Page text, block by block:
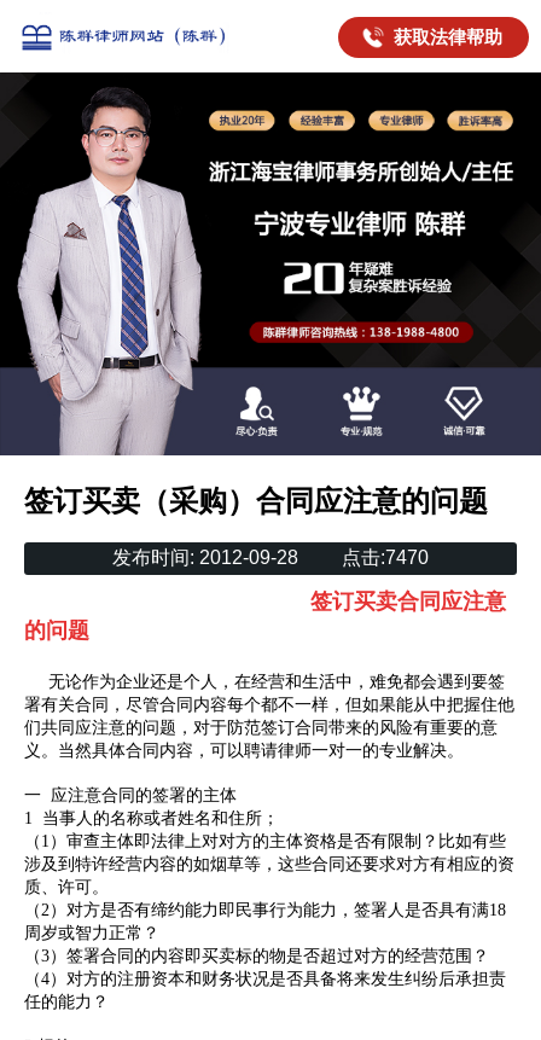
获取法律帮助
签订买卖（采购）合同应注意的问题
发布时间: 2012-09-28 点击:7470
签订买卖合同应注意
的问题
无论作为企业还是个人，在经营和生活中，难免都会遇到要签
署有关合同，尽管合同内容每个都不一样，但如果能从中把握住他
们共同应注意的问题，对于防范签订合同带来的风险有重要的意
义。当然具体合同内容，可以聘请律师一对一的专业解决。
一 应注意合同的签署的主体
1 当事人的名称或者姓名和住所；
（1）审查主体即法律上对对方的主体资格是否有限制？比如有些
涉及到特许经营内容的如烟草等，这些合同还要求对方有相应的资
质、许可。
（2）对方是否有缔约能力即民事行为能力，签署人是否具有满18
周岁或智力正常？
（3）签署合同的内容即买卖标的物是否超过对方的经营范围？
（4）对方的注册资本和财务状况是否具备将来发生纠纷后承担责
任的能力？